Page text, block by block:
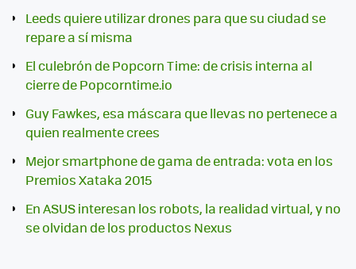
Leeds quiere utilizar drones para que su ciudad se
repare a sí misma
El culebrón de Popcorn Time: de crisis interna al
cierre de Popcorntime.io
Guy Fawkes, esa máscara que llevas no pertenece a
quien realmente crees
Mejor smartphone de gama de entrada: vota en los
Premios Xataka 2015
En ASUS interesan los robots, la realidad virtual, y no
se olvidan de los productos Nexus